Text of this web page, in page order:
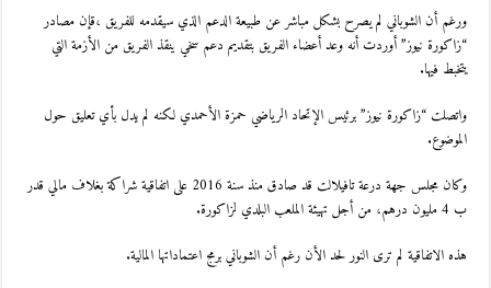
ورغم أن الشوباني لم يصرح بشكل مباشر عن طبيعة الدعم الذي سيقدمه للفريق ،قإن مصادر
“زاكورة نيوز” أوردت أنه وعد أعضاء الفريق بتقديم دعم سخي ينقذ الفريق من الأزمة التي
يتخبط فيها.
واتصلت “زاكورة نيوز” برئيس الإتحاد الرياضي حمزة الأحمدي لكنه لم يدل بأي تعليق حول
الموضوع.
وكان مجلس جهة درعة تافيلالت قد صادق منذ سنة 2016 على اتفاقية شراكة بغلاف مالي قدر
ب 4 مليون درهم، من أجل تهيئة الملعب البلدي لزاكورة.
هذه الاتفاقية لم ترى النور لحد الأن رغم أن الشوباني برمج اعتماداتها المالية.